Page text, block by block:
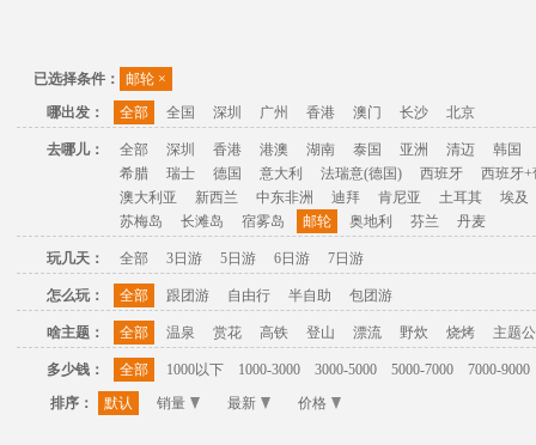
已选择条件： 邮轮 ×
哪出发：
全部 全国 深圳 广州 香港 澳门 长沙 北京
去哪儿： 全部 深圳 香港 港澳 湖南 泰国 亚洲 清迈
韩国
希腊
瑞士 德国 意大利 法瑞意(德国) 西班牙
西班牙+
澳大利亚
新西兰 中东非洲 迪拜 肯尼亚 土耳其
埃及
苏梅岛
长滩岛 宿雾岛 邮轮 奥地利 芬兰 丹麦
玩几天： 全部 3日游 5日游 6日游 7日游
怎么玩： 全部 跟团游 自由行 半自助 包团游
啥主题： 全部 温泉 赏花 高铁 登山 漂流 野炊 烧烤 主题
多少钱： 全部 1000以下 1000-3000 3000-5000 5000-7000
7000-9000
排序：
默认 销量 最新 价格